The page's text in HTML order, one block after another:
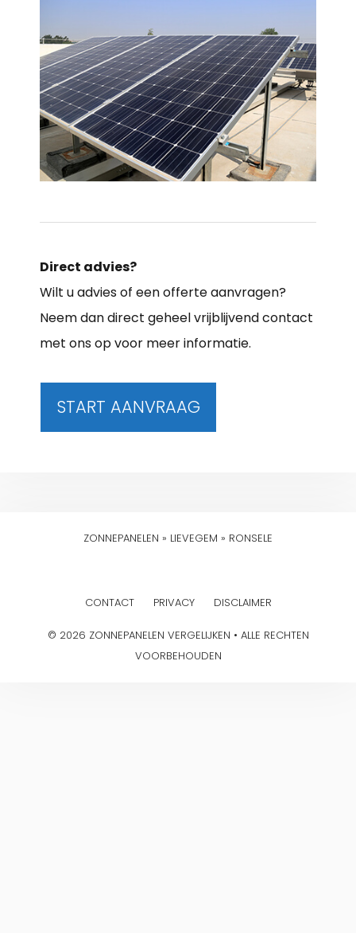
Direct advies?
Wilt u advies of een offerte aanvragen?
Neem dan direct geheel vrijblijvend contact
met ons op voor meer informatie.
START AANVRAAG
ZONNEPANELEN » LIEVEGEM » RONSELE
CONTACT PRIVACY DISCLAIMER
© 2026 ZONNEPANELEN VERGELIJKEN • ALLE RECHTEN
VOORBEHOUDEN